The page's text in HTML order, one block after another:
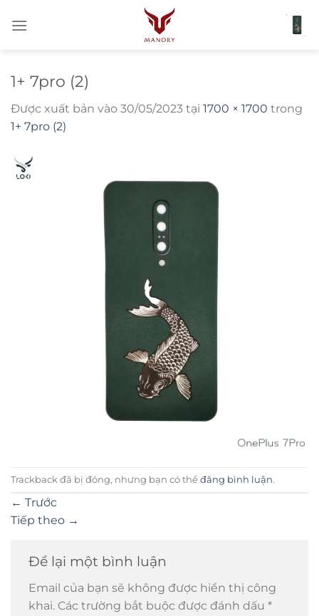
qua
1+ 7pro (2)
Được xuất bản vào 30/05/2023 tại 1700 × 1700 trong
1+ 7pro (2)
Trackback đã bị đóng, nhưng bạn có thể đăng bình luận.
← Trước
Tiếp theo →
Để lại một bình luận
Email của bạn sẽ không được hiển thị công
khai. Các trường bắt buộc được đánh dấu *